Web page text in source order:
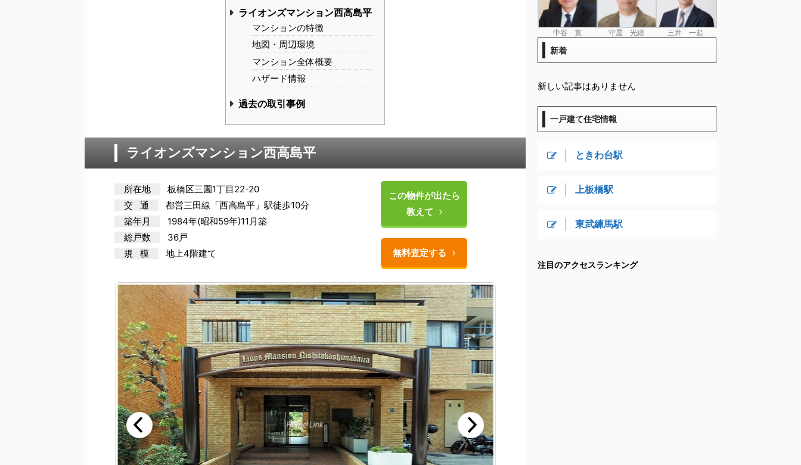
ライオンズマンション西高島平
マンションの特徴
地図・周辺環境
マンション全体概要
ハザード情報
過去の取引事例
ライオンズマンション西高島平
所在地
板橋区三園1丁目22-20
交 通
都営三田線「西高島平」駅徒歩10分
築年月
1984年(昭和59年)11月築
総戸数
36戸
規 模
地上4階建て
この物件が出たら
教えて
無料査定する
中谷 寛 守屋 光繕 三井 一起
新着
新しい記事はありません
一戸建て住宅情報
ときわ台駅
上板橋駅
東武練馬駅
注目のアクセスランキング